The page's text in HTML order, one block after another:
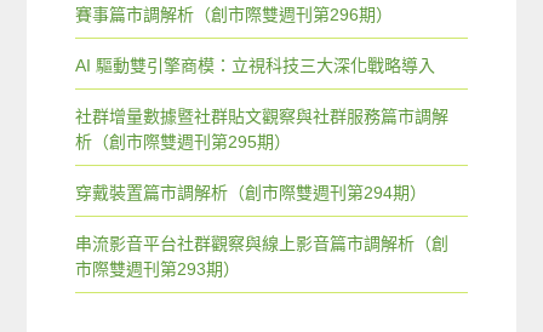
賽事篇市調解析（創市際雙週刊第296期）
AI 驅動雙引擎商模：立視科技三大深化戰略導入
社群增量數據暨社群貼文觀察與社群服務篇市調解
析（創市際雙週刊第295期）
穿戴裝置篇市調解析（創市際雙週刊第294期）
串流影音平台社群觀察與線上影音篇市調解析（創
市際雙週刊第293期）